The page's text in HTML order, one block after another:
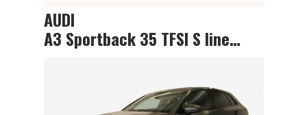
AUDI
A3 Sportback 35 TFSI S line Attraction